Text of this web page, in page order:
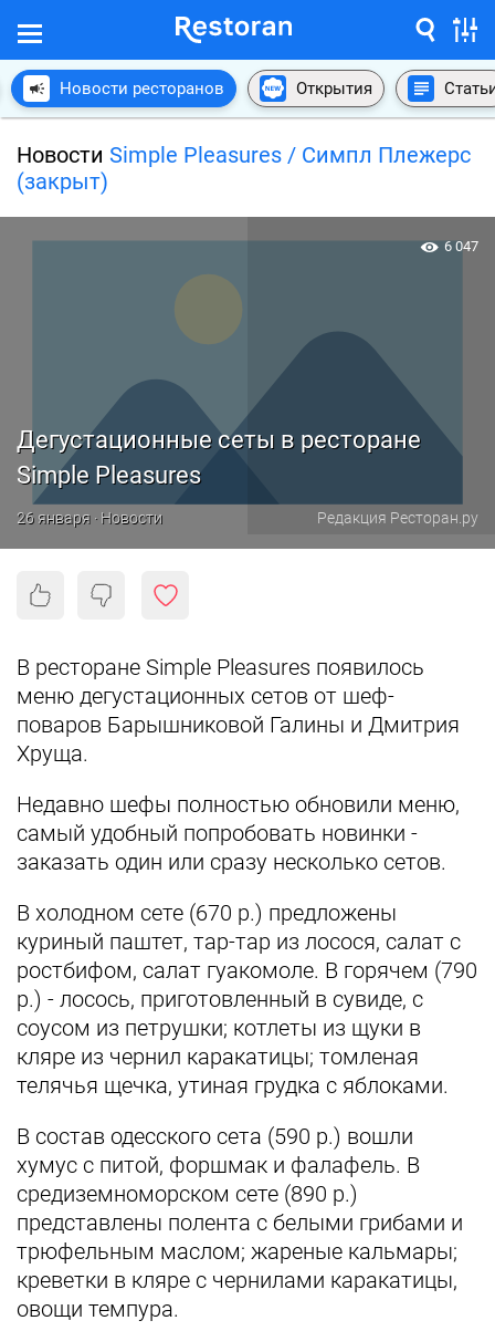
Новости ресторанов Открытия
Новости Simple Pleasures / Симпл Плежерс
(закрыт)
Дегустационные сеты в ресторане
Simple Pleasures
26 января · Новости Редакция Ресторан.ру
6 047
В ресторане Simple Pleasures появилось
меню дегустационных сетов от шеф-
поваров Барышниковой Галины и Дмитрия
Хруща.
Недавно шефы полностью обновили меню,
самый удобный попробовать новинки -
заказать один или сразу несколько сетов.
В холодном сете (670 р.) предложены
куриный паштет, тар-тар из лосося, салат с
ростбифом, салат гуакомоле. В горячем (790
р.) - лосось, приготовленный в сувиде, с
соусом из петрушки; котлеты из щуки в
кляре из чернил каракатицы; томленая
телячья щечка, утиная грудка с яблоками.
В состав одесского сета (590 р.) вошли
хумус с питой, форшмак и фалафель. В
средиземноморском сете (890 р.)
представлены полента с белыми грибами и
трюфельным маслом; жареные кальмары;
креветки в кляре с чернилами каракатицы,
овощи темпура.